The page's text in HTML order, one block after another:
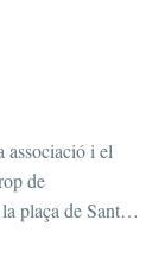
associació i el
de
plaça de Sant
musicals.